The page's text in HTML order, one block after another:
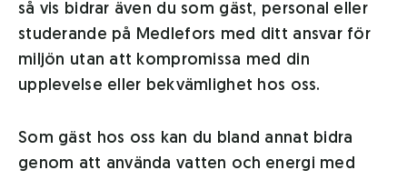
så vis bidrar även du som gäst, personal eller
studerande på Medlefors med ditt ansvar för
miljön utan att kompromissa med din
upplevelse eller bekvämlighet hos oss.
Som gäst hos oss kan du bland annat bidra
genom att använda vatten och energi med